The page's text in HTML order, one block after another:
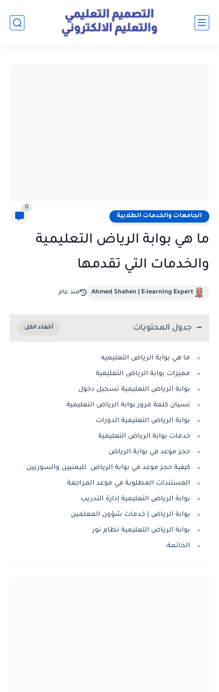
الجامعات والخدمات الطلابية
0
ما هي بوابة الرياض التعليمية
والخدمات التي تقدمها
Ahmed Shahen | E-learning Expert منذ عام
جدول المحتويات
ما هي بوابة الرياض التعليميه
مميزات بوابة الرياض التعليمية
بوابة الرياض التعليمية تسجيل دخول
نسيان كلمة مرور بوابة الرياض التعليمية
بوابة الرياض التعليمية الدورات
خدمات بوابة الرياض التعليمية
حجز موعد في بوابة الرياض
كيفية حجز موعد في بوابة الرياض لليمنيين والسوريين
المستندات المطلوبة في موعد المراجعة
بوابة الرياض التعليمية إدارة التدريب
بوابة الرياض | خدمات شؤون المعلمين
بوابة الرياض التعليمية نظام نور
الخاتمة: